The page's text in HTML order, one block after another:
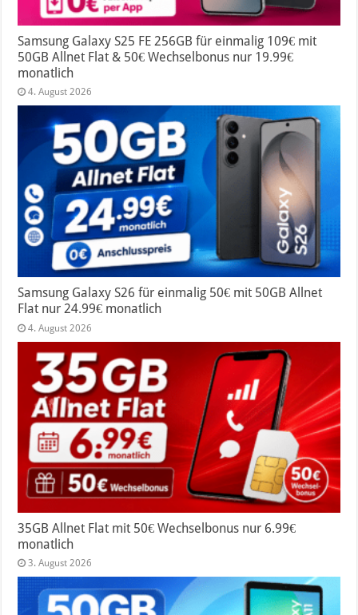
Samsung Galaxy S25 FE 256GB für einmalig 109€ mit
50GB Allnet Flat & 50€ Wechselbonus nur 19.99€
monatlich
4. August 2026
Samsung Galaxy S26 für einmalig 50€ mit 50GB Allnet
Flat nur 24.99€ monatlich
4. August 2026
35GB Allnet Flat mit 50€ Wechselbonus nur 6.99€
monatlich
3. August 2026